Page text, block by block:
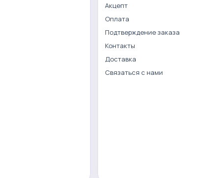
Акцепт
Оплата
Подтверждение заказа
Контакты
Доставка
Связаться с нами